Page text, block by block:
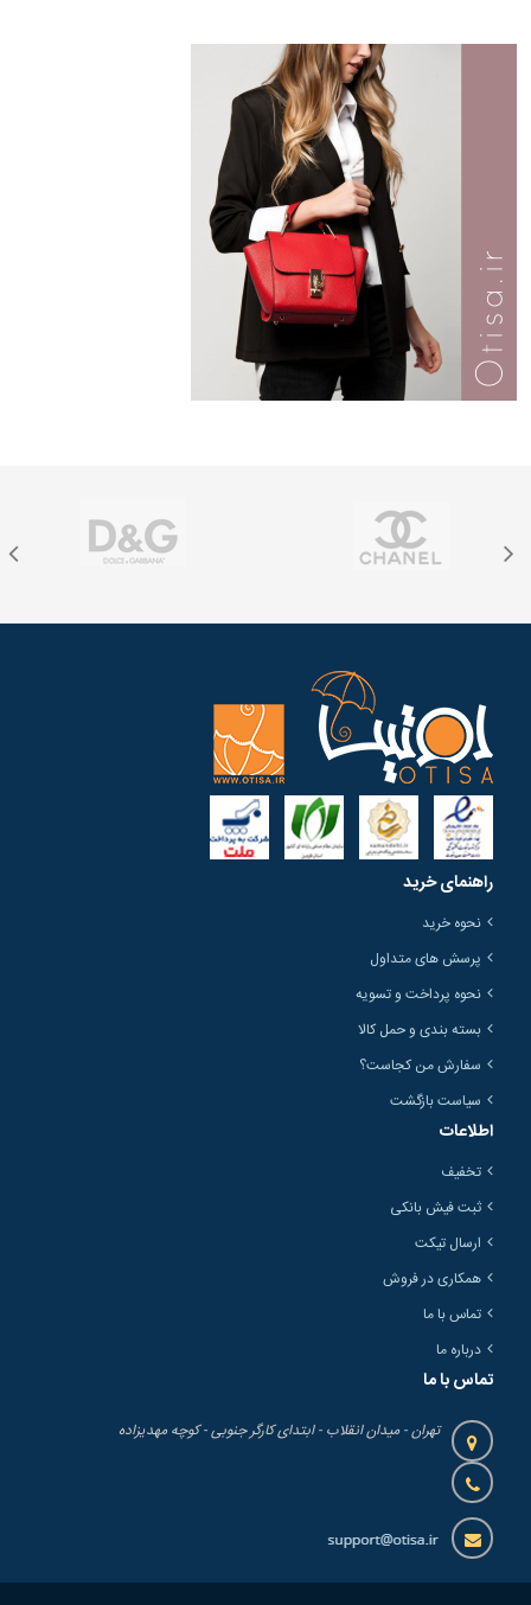
راهنمای خرید
نحوه خرید
پرسش های متداول
نحوه پرداخت و تسویه
بسته بندی و حمل کالا
سفارش من کجاست؟
سیاست بازگشت
اطلاعات
تخفیف
ثبت فیش بانکی
ارسال تیکت
همکاری در فروش
تماس با ما
درباره ما
تماس با ما
تهران - میدان انقلاب - ابتدای کارگر جنوبی - کوچه مهدیزاده